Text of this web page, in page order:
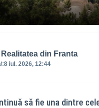
Realitatea din Franta
8 iul. 2026, 12:44
să fie una dintre